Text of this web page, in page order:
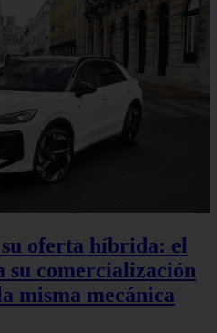
oferta híbrida: el
comercialización
misma mecánica